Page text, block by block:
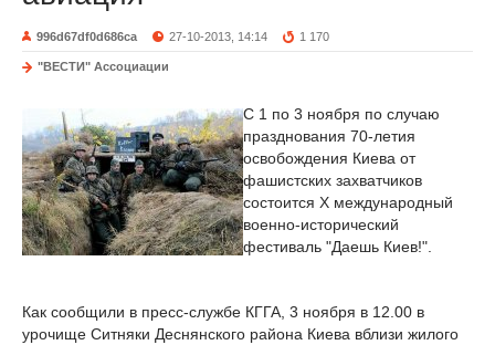
996d67df0d686ca 27-10-2013, 14:14 1 170
"ВЕСТИ" Ассоциации
С 1 по 3 ноября по случаю
празднования 70-летия
освобождения Киева от
фашистских захватчиков
состоится X международный
военно-исторический
фестиваль "Даешь Киев!".
Как сообщили в пресс-службе КГГА, 3 ноября в 12.00 в
урочище Ситняки Деснянского района Киева вблизи жилого